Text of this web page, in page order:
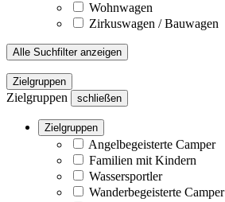
Wohnwagen
Zirkuswagen / Bauwagen
Alle Suchfilter anzeigen
Zielgruppen
Zielgruppen schließen
Zielgruppen
Angelbegeisterte Camper
Familien mit Kindern
Wassersportler
Wanderbegeisterte Camper